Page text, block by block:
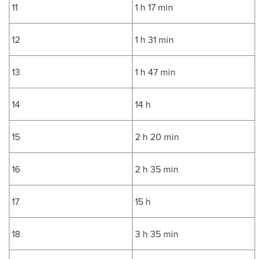
11 1 h 17 min
12 1 h 31 min
13 1 h 47 min
14 14 h
15 2 h 20 min
16 2 h 35 min
17 15 h
18 3 h 35 min